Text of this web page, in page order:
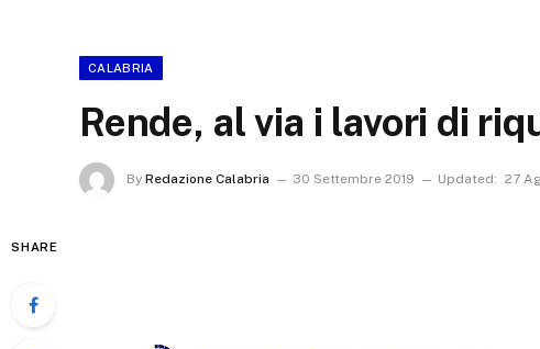
CALABRIA
Rende, al via i lavori di
By Redazione Calabria 30 Settembre 2019 Updated: 27
SHARE